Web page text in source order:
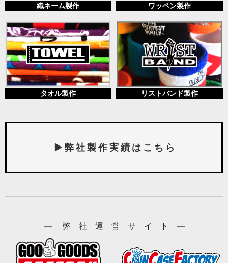
織ネーム製作 ワッペン製作
タオル製作 リストバンド製作
▶ 弊 社 製 作 実 績 は こ ち ら
― 弊 社 運 営 サ イ ト ―